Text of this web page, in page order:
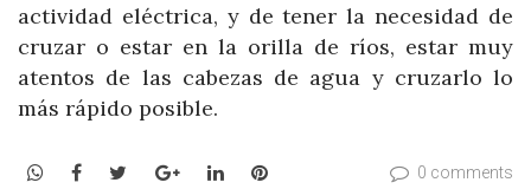
actividad eléctrica, y de tener la necesidad de
cruzar o estar en la orilla de ríos, estar muy
atentos de las cabezas de agua y cruzarlo lo
más rápido posible.
WhatsApp
Facebook
TwitterGoogle+LinkedInPinterest 0 comments